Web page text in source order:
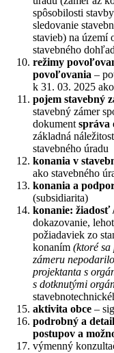
spôsobilosti
sledovanie
stavieb) na území
stavebného
režimy
povoľovania –
k 31. 03. 2025
pojem stavebný
stavebný zámer
dokument správa
základná
stavebného úradu
konania v
ako stavebného
konania a
(subsidiarita)
konanie: žiadosť
dokazovanie,
požiadaviek zo
konaním (ktoré sa
zámeru
projektanta s
s dotknutými
aktivita obce –
podrobný a
postupov a
výmenný